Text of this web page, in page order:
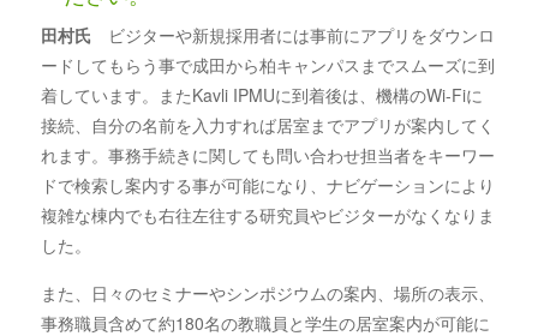
田村氏 ビジターや新規採用者には事前にアプリをダウンロ
ードしてもらう事で成田から柏キャンパスまでスムーズに到
着しています。またKavli IPMUに到着後は、機構のWi-Fiに
接続、自分の名前を入力すれば居室までアプリが案内してく
れます。事務手続きに関しても問い合わせ担当者をキーワー
ドで検索し案内する事が可能になり、ナビゲーションにより
複雑な棟内でも右往左往する研究員やビジターがなくなりま
した。
また、日々のセミナーやシンポジウムの案内、場所の表示、
事務職員含めて約180名の教職員と学生の居室案内が可能に